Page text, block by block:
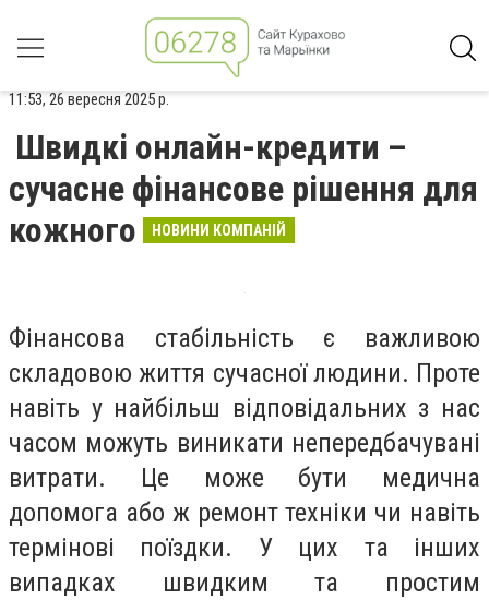
11:53, 26 вересня 2025 р.
Швидкі онлайн-кредити –
сучасне фінансове рішення для
кожного
НОВИНИ КОМПАНІЙ
Фінансова стабільність є важливою
складовою життя сучасної людини. Проте
навіть у найбільш відповідальних з нас
часом можуть виникати непередбачувані
витрати. Це може бути медична
допомога або ж ремонт техніки чи навіть
термінові поїздки. У цих та інших
випадках швидким та простим